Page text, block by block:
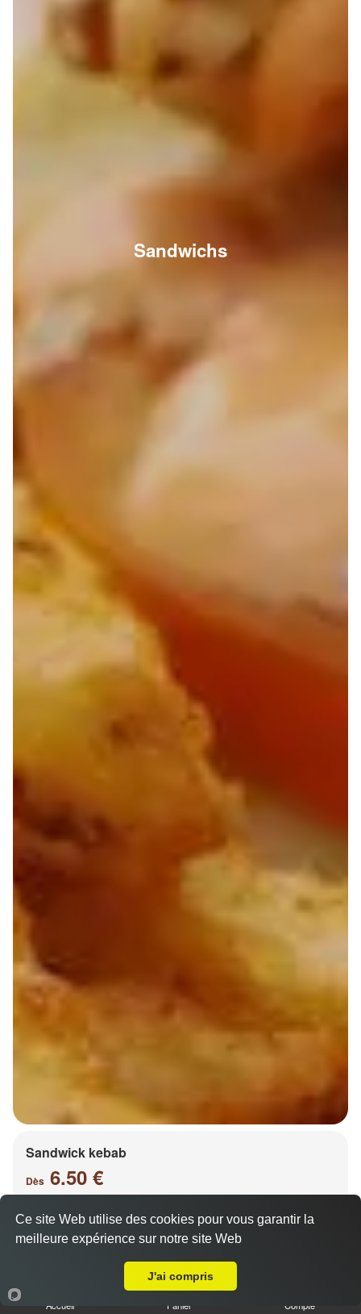
Sandwichs
Sandwick kebab
Dès 6.50 €
Salade, tomates, oignons, chou, carottes
Accueil Panier Compte
Ce site Web utilise des cookies pour vous garantir la
meilleure expérience sur notre site Web
J'ai compris